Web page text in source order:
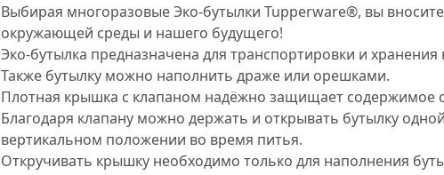
Выбирая многоразовые Эко-бутылки Tupperware®, вы
окружающей среды и нашего будущего!
Эко-бутылка предназначена для транспортировки и хранения
Также бутылку можно наполнить драже или орешками.
Плотная крышка с клапаном надёжно защищает содержимое
Благодаря клапану можно держать и открывать бутылку
вертикальном положении во время питья.
Откручивать крышку необходимо только для наполнения